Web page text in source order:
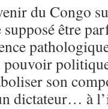
du Congo
être
pouvoir
son
dictateur… à